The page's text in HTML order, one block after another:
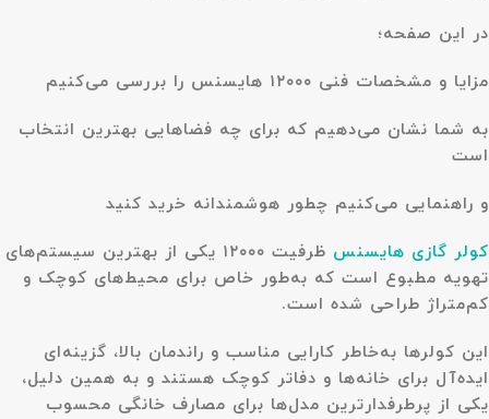
در این صفحه؛
مزایا و مشخصات فنی ۱۲۰۰۰ هایسنس را بررسی می‌کنیم
به شما نشان می‌دهیم که برای چه فضاهایی بهترین انتخاب
است
و راهنمایی می‌کنیم چطور هوشمندانه خرید کنید
کولر گازی هایسنس
ظرفیت ۱۲۰۰۰ یکی از بهترین سیستم‌های
تهویه مطبوع است که به‌طور خاص برای محیط‌های کوچک و
کم‌متراژ طراحی شده است.
این کولرها به‌خاطر کارایی مناسب و راندمان بالا، گزینه‌ای
ایده‌آل برای خانه‌ها و دفاتر کوچک هستند و به همین دلیل،
یکی از پرطرفدارترین مدل‌ها برای مصارف خانگی محسوب